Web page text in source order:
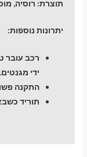
תוצרת: רוסיה,
יתרונות נוספות:
רכב עובר
ידי מגנטים.
התקנה
תוריד